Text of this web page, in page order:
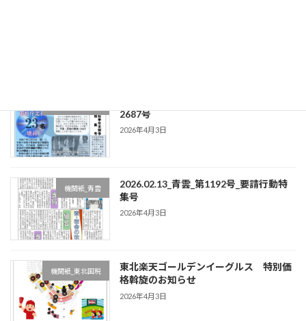
2687号
2026年4月3日
機関紙_青雲
2026.02.13_青雲_第1192号_要請行動特
集号
2026年4月3日
機関紙_東北国税
東北楽天ゴールデンイーグルス 特別価
格斡旋のお知らせ
2026年4月3日